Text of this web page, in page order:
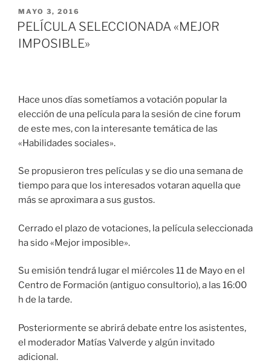
MAYO 3, 2016
PELÍCULA SELECCIONADA «MEJOR
IMPOSIBLE»
Hace unos días sometíamos a votación popular la
elección de una película para la sesión de cine forum
de este mes, con la interesante temática de las
«Habilidades sociales».
Se propusieron tres películas y se dio una semana de
tiempo para que los interesados votaran aquella que
más se aproximara a sus gustos.
Cerrado el plazo de votaciones, la película seleccionada
ha sido «Mejor imposible».
Su emisión tendrá lugar el miércoles 11 de Mayo en el
Centro de Formación (antiguo consultorio), a las 16:00
h de la tarde.
Posteriormente se abrirá debate entre los asistentes,
el moderador Matías Valverde y algún invitado
adicional.